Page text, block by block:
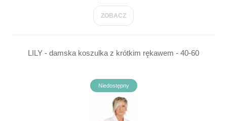
ZOBACZ
LILY - damska koszulka z krótkim rękawem - 40-60
Niedostępny